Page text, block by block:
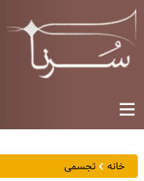
خانه تجسمی